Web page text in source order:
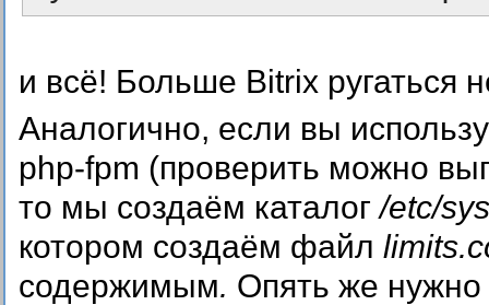
и всё! Больше Bitrix ругаться
Аналогично, если вы
php-fpm (проверить можно
то мы создаём каталог/etc/
котором создаём файл
содержимым. Опять же